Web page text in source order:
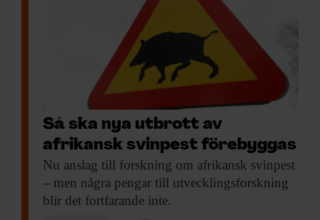
Så ska nya utbrott av
afrikansk svinpest förebyggas
Nu anslag till forskning om afrikansk svinpest
– men några pengar till utvecklingsforskning
blir det fortfarande inte.